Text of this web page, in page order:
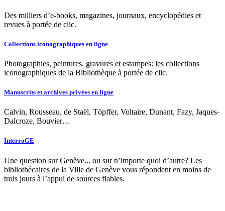
Des milliers d’e-books, magazines, journaux, encyclopédies et
revues à portée de clic.
Collections iconographiques en ligne
Photographies, peintures, gravures et estampes: les collections
iconographiques de la Bibliothèque à portée de clic.
Manuscrits et archives privées en ligne
Calvin, Rousseau, de Staël, Töpffer, Voltaire, Dunant, Fazy, Jaques-
Dalcroze, Bouvier…
InterroGE
Une question sur Genève... ou sur n’importe quoi d’autre? Les
bibliothécaires de la Ville de Genève vous répondent en moins de
trois jours à l’appui de sources fiables.